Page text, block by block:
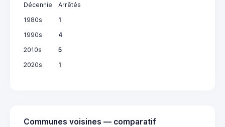
Décennie
Arrêtés
1980s
1
1990s
4
2010s
5
2020s
1
Communes voisines — comparatif